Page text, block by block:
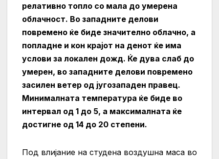
релативно топло со мала до умерена
облачност. Во западните делови
повремено ќе биде значително облачно, а
попладне и кон крајот на денот ќе има
услови за локален дожд. Ќе дува слаб до
умерен, во западните делови повремено
засилен ветер од југозападен правец.
Минималната температура ќе биде во
интервал од 1 до 5, а максималната ќе
достигне од 14 до 20 степени.
Под влијание на студена воздушна маса во